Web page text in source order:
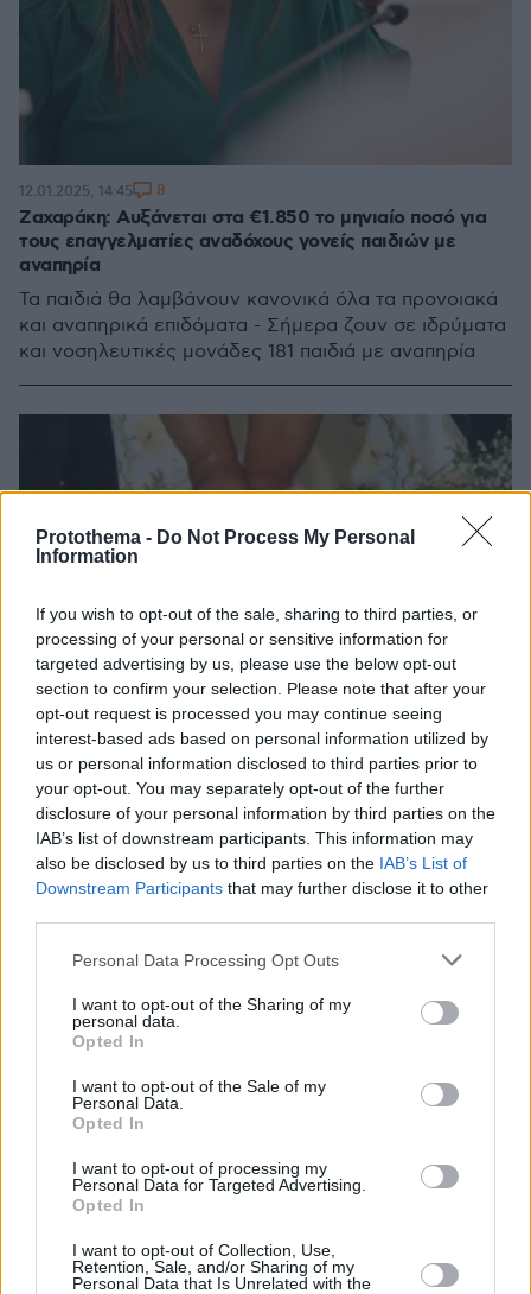
Protothema - Do Not Process My Personal
Information
If you wish to opt-out of the sale, sharing to third parties, or
processing of your personal or sensitive information for
targeted advertising by us, please use the below opt-out
section to confirm your selection. Please note that after your
opt-out request is processed you may continue seeing
interest-based ads based on personal information utilized by
us or personal information disclosed to third parties prior to
your opt-out. You may separately opt-out of the further
disclosure of your personal information by third parties on the
IAB’s list of downstream participants. This information may
also be disclosed by us to third parties on the IAB’s List of
Downstream Participants that may further disclose it to other
Please note that this website/app uses one or more Google
not limited to your visit or usage behaviour. You may click to
grant or deny consent to Google and its third-party tags to
use your data for below specified purposes in below Google
consent section.
Personal Data Processing Opt Outs
I want to opt-out of the Sharing of my
personal data.
Opted In
I want to opt-out of the Sale of my
Personal Data.
Opted In
I want to opt-out of processing my
Personal Data for Targeted Advertising.
Opted In
I want to opt-out of Collection, Use,
Retention, Sale, and/or Sharing of my
Personal Data that Is Unrelated with the
Ζαχαράκη: Αυξάνεται στα €1.850 το μηνιαίο ποσό για
τους επαγγελματίες αναδόχους γονείς παιδιών με
αναπηρία
Τα παιδιά θα λαμβάνουν κανονικά όλα τα προνοιακά
και αναπηρικά επιδόματα - Σήμερα ζουν σε ιδρύματα
και νοσηλευτικές μονάδες 181 παιδιά με αναπηρία
12.01.2025, 14:45 8
Σκληροί όροι από την Εκκλησία της Κρήτης για όσους
Υπεύθυνη δήλωση όπου θα δηλώνουν πως είναι
Χριστιανοί Ορθόδοξοι και, αν είναι έγγαμοι, έχουν
προσκομίζουν οι ανάδοχοι